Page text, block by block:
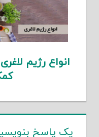
انواع رژیم
یک پاسخ